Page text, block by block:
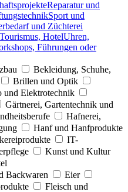
Reparatur und
Sport und
und Züchterei
Tourismus, HotelUhren,
Führungen oder
Bekleidung, Schuhe,
Brillen und Optik
und Elektrotechnik
Gärtnerei, Gartentechnik und
Hafnerei,
Hanf und Hanfprodukte
IT-
Kunst und Kultur
Backwaren
Eier
Fleisch und